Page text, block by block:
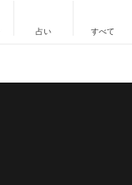
占い すべて